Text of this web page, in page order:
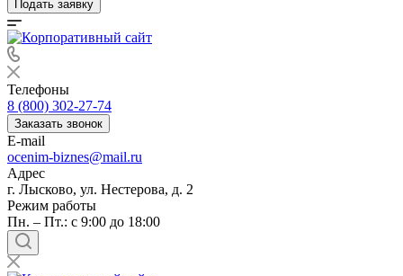
Подать заявку
Телефоны
8 (800) 302-27-74
Заказать звонок
E-mail
ocenim-biznes@mail.ru
Адрес
г. Лысково, ул. Нестерова, д. 2
Режим работы
Пн. – Пт.: с 9:00 до 18:00